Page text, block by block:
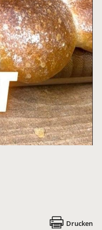
Drucken